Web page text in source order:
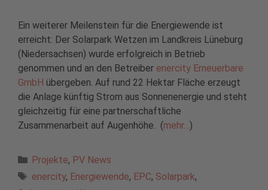
Ein weiterer Meilenstein für die Energiewende ist
erreicht: Der Solarpark Wetzen im Landkreis Lüneburg
(Niedersachsen) wurde erfolgreich in Betrieb
genommen und an den Betreiber enercity Erneuerbare
GmbH übergeben. Auf rund 22 Hektar Fläche erzeugt
die Anlage künftig Strom aus Sonnenenergie und steht
gleichzeitig für eine partnerschaftliche
Zusammenarbeit auf Augenhöhe. (mehr…)
Kategorien
Projekte, PV News
Schlagwörter
enercity, Energiewende, EPC, Solarpark,